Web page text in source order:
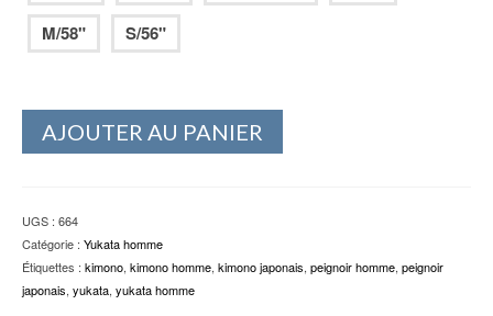
M/58"
S/56"
AJOUTER AU PANIER
UGS : 664
Catégorie : Yukata homme
Étiquettes : kimono, kimono homme, kimono japonais, peignoir homme, peignoir
japonais, yukata, yukata homme